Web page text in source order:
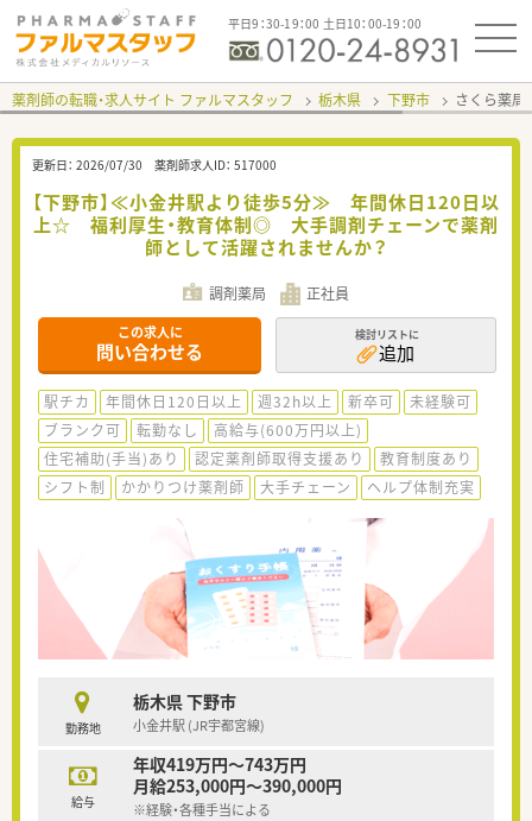
平日9：30-19：00 土日10：00-19：00
薬剤師の転職・求人サイト ファルマスタッフ 栃木県 下野市 さくら薬
更新日： 2026/07/30 薬剤師求人ID： 517000
【下野市】≪小金井駅より徒歩5分≫ 年間休日120日以
上☆ 福利厚生・教育体制◎ 大手調剤チェーンで薬剤
師として活躍されませんか？
調剤薬局 正社員
この求人に
問い合わせる
検討リストに
追加
駅チカ 年間休日120日以上 週32h以上 新卒可
未経験可
ブランク可
転勤なし
高給与(600万円以上)
住宅補助(手当)あり
認定薬剤師取得支援あり
教育制度あり
シフト制
かかりつけ薬剤師 大手チェーン ヘルプ体制充実
勤務地
栃木県 下野市
小金井駅 (JR宇都宮線)
給与
年収419万円～743万円
月給253,000円～390,000円
※経験・各種手当による